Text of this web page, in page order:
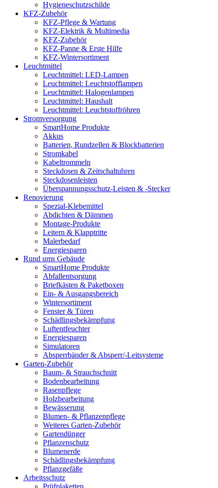
Hygieneschutzschilde
KFZ-Zubehör
KFZ-Pflege & Wartung
KFZ-Elektrik & Multimedia
KFZ-Zubehör
KFZ-Panne & Erste Hilfe
KFZ-Wintersortiment
Leuchtmittel
Leuchtmittel: LED-Lampen
Leuchtmittel: Leuchtstofflampen
Leuchtmittel: Halogenlampen
Leuchtmittel: Haushalt
Leuchtmittel: Leuchtstoffröhren
Stromversorgung
SmartHome Produkte
Akkus
Batterien, Rundzellen & Blockbatterien
Stromkabel
Kabeltrommeln
Steckdosen & Zeitschaltuhren
Steckdosenleisten
Überspannungsschutz-Leisten & -Stecker
Renovierung
Spezial-Klebemittel
Abdichten & Dämmen
Montage-Produkte
Leitern & Klapptritte
Malerbedarf
Energiesparen
Rund ums Gebäude
SmartHome Produkte
Abfallentsorgung
Briefkästen & Paketboxen
Ein- & Ausgangsbereich
Wintersortiment
Fenster & Türen
Schädlingsbekämpfung
Luftentfeuchter
Energiesparen
Simulatoren
Absperrbänder & Absperr/-Leitsysteme
Garten-Zubehör
Baum- & Strauchschnitt
Bodenbearbeitung
Rasenpflege
Holzbearbeitung
Bewässerung
Blumen- & Pflanzenpflege
Weiteres Garten-Zubehör
Gartendünger
Pflanzenschutz
Blumenerde
Schädlingsbekämpfung
Pflanzgefäße
Arbeitsschutz
Prüfplaketten